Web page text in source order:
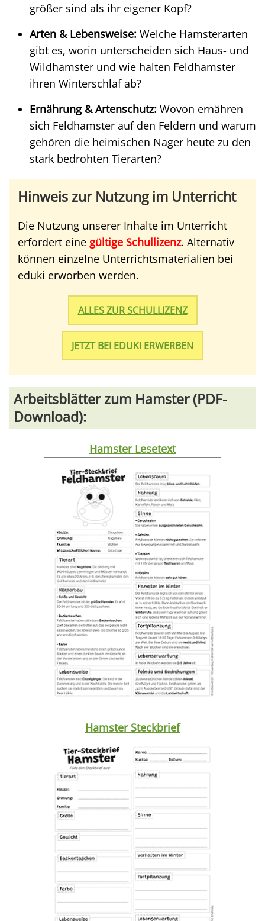
größer sind als ihr eigener Kopf?
Arten & Lebensweise: Welche Hamsterarten
gibt es, worin unterscheiden sich Haus- und
Wildhamster und wie halten Feldhamster
ihren Winterschlaf ab?
Ernährung & Artenschutz: Wovon ernähren
sich Feldhamster auf den Feldern und warum
gehören die heimischen Nager heute zu den
stark bedrohten Tierarten?
Hinweis zur Nutzung im Unterricht
Die Nutzung unserer Inhalte im Unterricht
erfordert eine gültige Schullizenz. Alternativ
können einzelne Unterrichtsmaterialien bei
eduki erworben werden.
ALLES ZUR SCHULLIZENZ
JETZT BEI EDUKI ERWERBEN
Arbeitsblätter zum Hamster (PDF-
Download):
Hamster Lesetext
Hamster Steckbrief